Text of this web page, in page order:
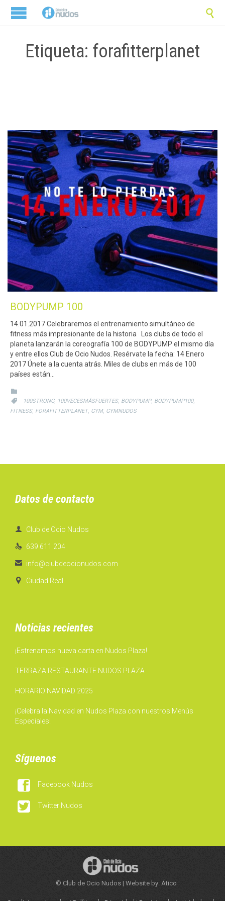

Etiqueta: forafitterplanet
BODYPUMP 100
14.01.2017 Celebraremos el entrenamiento simultáneo de
fitness más impresionante de la historia Los clubs de todo el
planeta lanzarán la coreografía 100 de BODYPUMP el mismo día
y entre ellos Club de Ocio Nudos. Resérvate la fecha: 14 Enero
2017 Únete a la cuenta atrás. Miles de clubs en más de 100
países están…

 CATEGORY
100STRONG, 100VECESMÁSFUERTES, BODYPUMP, BODYPUMP100,
FITNESS, FORAFITTERPLANET, GYM, GYMNUDOS
Datos de contacto
 Club de Ocio Nudos
 639 611 204
 info@clubdeocionudos.com
 Ciudad Real
Noticias recientes
¡Estrenamos nueva carta en Nudos Plaza!
TERRAZA RESTAURANTE NUDOS PLAZA
HORARIO NAVIDAD 2025
¡Celebra la Navidad en Nudos Plaza con nuestros Menús
Especiales!
Síguenos
 Facebook Nudos
 Twitter Nudos
© Club de Ocio Nudos | Website by: Ático